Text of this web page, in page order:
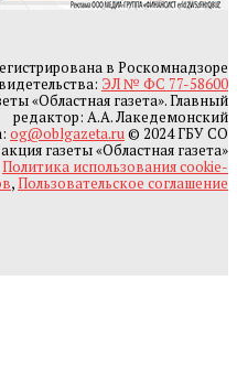
в Роскомнадзоре
ЭЛ № ФС 77-58600
«Областная газета». Главный
редактор: А.А. Лакедемонский
og@oblgazeta.ru© 2024 ГБУ СО
газеты «Областная газета»
Политика использования cookie-
,Пользовательское соглашение